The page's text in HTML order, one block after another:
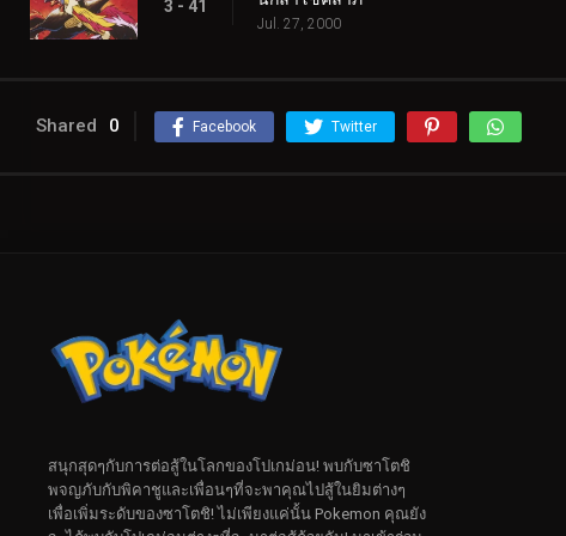
3 - 41
Jul. 27, 2000
Shared 0 Facebook Twitter
สนุกสุดๆกับการต่อสู้ในโลกของโปเกม่อน! พบกับซาโตชิ
พจญภับกับพิคาชูและเพื่อนๆที่จะพาคุณไปสู้ในยิมต่างๆ
เพื่อเพิ่มระดับของซาโตชิ! ไม่เพียงแค่นั้น Pokemon คุณยัง